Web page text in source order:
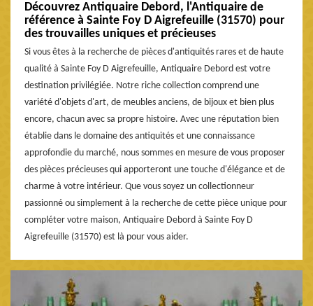
Découvrez Antiquaire Debord, l'Antiquaire de
référence à Sainte Foy D Aigrefeuille (31570) pour
des trouvailles uniques et précieuses
Si vous êtes à la recherche de pièces d'antiquités rares et de haute
qualité à Sainte Foy D Aigrefeuille, Antiquaire Debord est votre
destination privilégiée. Notre riche collection comprend une
variété d'objets d'art, de meubles anciens, de bijoux et bien plus
encore, chacun avec sa propre histoire. Avec une réputation bien
établie dans le domaine des antiquités et une connaissance
approfondie du marché, nous sommes en mesure de vous proposer
des pièces précieuses qui apporteront une touche d'élégance et de
charme à votre intérieur. Que vous soyez un collectionneur
passionné ou simplement à la recherche de cette pièce unique pour
compléter votre maison, Antiquaire Debord à Sainte Foy D
Aigrefeuille (31570) est là pour vous aider.